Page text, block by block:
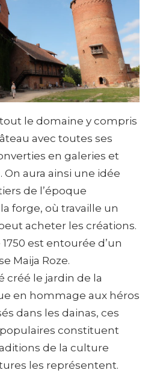
le domaine y compris
avec toutes ses
en galeries et
On aura ainsi une idée
de l’époque
forge, où travaille un
acheter les créations.
est entourée d’un
Maija Roze.
créé le jardin de la
en hommage aux héros
dans les dainas, ces
constituent
de la culture
les représentent.